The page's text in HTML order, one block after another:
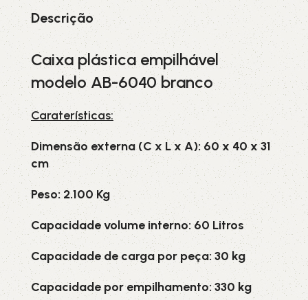
Descrição
Caixa plástica empilhável
modelo AB-6040 branco
Caraterísticas:
Dimensão externa (C x L x A): 60 x 40 x 31
cm
Peso: 2.100 Kg
Capacidade volume interno: 60 Litros
Capacidade de carga por peça: 30 kg
Capacidade por empilhamento: 330 kg